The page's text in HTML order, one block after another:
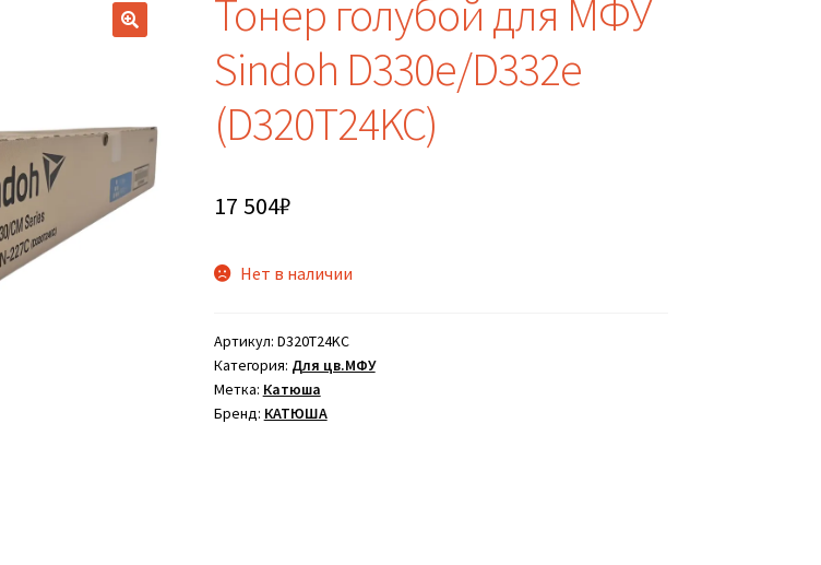
Тонер голубой для МФУ
Sindoh D330e/D332e
(D320T24KC)
17 504₽
Нет в наличии
Артикул: D320T24KC
Категория: Для цв.МФУ
Метка: Катюша
Бренд: КАТЮША